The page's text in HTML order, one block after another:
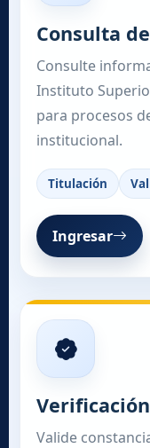
Consulta
Consulte
Instituto
para procesos
institucional.
Titulación
Ingresar
Valide